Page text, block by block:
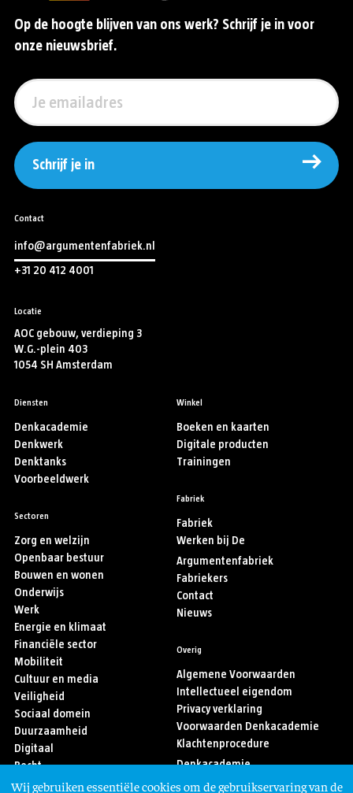
Op de hoogte blijven van ons werk? Schrijf je in voor
onze nieuwsbrief.
Schrijf je in
Contact
info@argumentenfabriek.nl
+31 20 412 4001
Locatie
AOC gebouw, verdieping 3
W.G.-plein 403
1054 SH Amsterdam
Diensten
Denkacademie
Denkwerk
Denktanks
Voorbeeldwerk
Sectoren
Zorg en welzijn
Openbaar bestuur
Bouwen en wonen
Onderwijs
Werk
Energie en klimaat
Financiële sector
Mobiliteit
Cultuur en media
Veiligheid
Sociaal domein
Duurzaamheid
Digitaal
Recht
Sport
Winkel
Boeken en kaarten
Digitale producten
Trainingen
Fabriek
Fabriek
Werken bij De
Argumentenfabriek
Fabriekers
Contact
Nieuws
Overig
Algemene Voorwaarden
Intellectueel eigendom
Privacy verklaring
Voorwaarden Denkacademie
Klachtenprocedure
Denkacademie
Wij gebruiken essentiële cookies om de gebruikservaring van de